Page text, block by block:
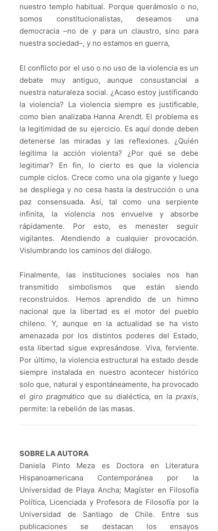
nuestro templo habitual. Porque querámoslo o no,
somos constitucionalistas, deseamos una
democracia –no de y para un claustro, sino para
nuestra sociedad–, y no estamos en guerra,
El conflicto por el uso o no uso de la violencia es un
debate muy antiguo, aunque consustancial a
nuestra naturaleza social. ¿Acaso estoy justificando
la violencia? La violencia siempre es justificable,
como bien analizaba Hanna Arendt. El problema es
la legitimidad de su ejercicio. Es aquí donde deben
detenerse las miradas y las reflexiones. ¿Quién
legitima la acción violenta? ¿Por qué se debe
legitimar? En fin, lo cierto es que la violencia
cumple ciclos. Crece como una ola gigante y luego
se despliega y no cesa hasta la destrucción o una
paz consensuada. Así, tal como una serpiente
infinita, la violencia nos envuelve y absorbe
rápidamente. Por esto, es menester seguir
vigilantes. Atendiendo a cualquier provocación.
Vislumbrando los caminos del diálogo.
Finalmente, las instituciones sociales nos han
transmitido simbolismos que están siendo
reconstruidos. Hemos aprendido de un himno
nacional que la libertad es el motor del pueblo
chileno. Y, aunque en la actualidad se ha visto
amenazada por los distintos poderes del Estado,
esta libertad sigue expresándose. Viva, ferviente.
Por último, la violencia estructural ha estado desde
siempre instalada en nuestro acontecer histórico
solo que, natural y espontáneamente, ha provocado
el giro pragmático que su dialéctica, en la praxis,
permite: la rebelión de las masas.
SOBRE LA AUTORA
Daniela
Pinto Meza es Doctora en Literatura
Hispanoamericana Contemporánea por la
Universidad de Playa Ancha; Magíster en Filosofía
Política, Licenciada y Profesora de Filosofía por la
Universidad de Santiago de Chile. Entre sus
publicaciones se destacan los ensayos